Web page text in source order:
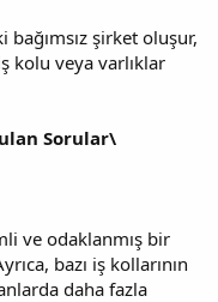
şirket oluşur,
kolu veya varlıklar
Sorular\
ve odaklanmış bir
bazı iş kollarının
daha fazla